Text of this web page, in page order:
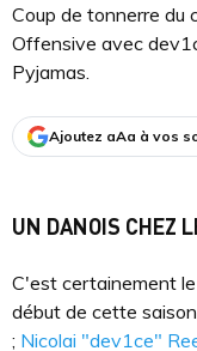
Coup de tonnerre du
Offensive avec
Pyjamas.
Ajoutez aAa à vos
UN DANOIS CHEZ
C'est certainement
début de cette
; Nicolai "dev1ce"